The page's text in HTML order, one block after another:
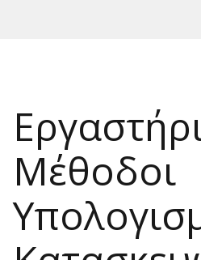
Μέθοδοι